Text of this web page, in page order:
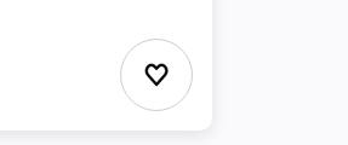
Ajouter aux